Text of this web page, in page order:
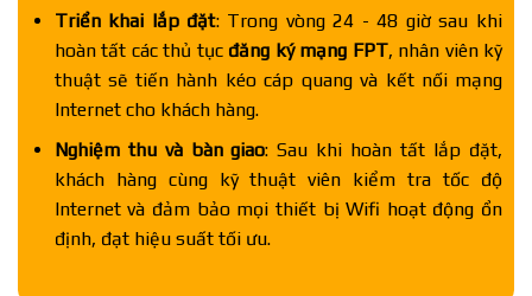
Triển khai lắp đặt: Trong vòng 24 - 48 giờ sau khi
hoàn tất các thủ tục đăng ký mạng FPT, nhân viên kỹ
thuật sẽ tiến hành kéo cáp quang và kết nối mạng
Internet cho khách hàng.
Nghiệm thu và bàn giao: Sau khi hoàn tất lắp đặt,
khách hàng cùng kỹ thuật viên kiểm tra tốc độ
Internet và đảm bảo mọi thiết bị Wifi hoạt động ổn
định, đạt hiệu suất tối ưu.